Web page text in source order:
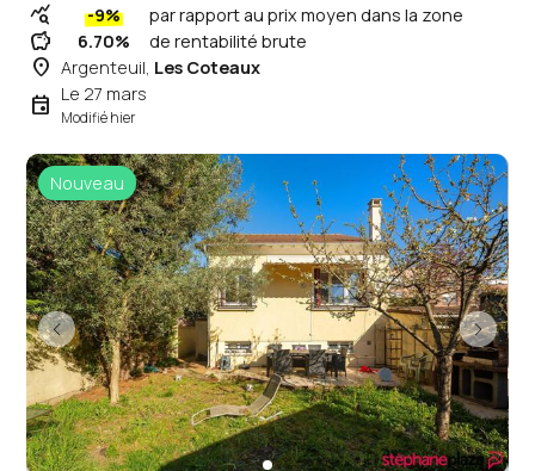
query_stats -9% par rapport au prix moyen dans la zone
savings 6.70% de rentabilité brute
place Argenteuil, Les Coteaux
event Le 27 mars
Modifié hier
Nouveau